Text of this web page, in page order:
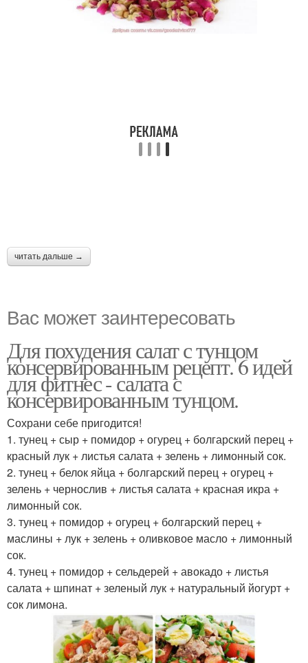
читать дальше →
Вас может заинтересовать
Для похудения салат с тунцом
консервированным рецепт. 6 идей
для фитнес - салата с
консервированным тунцом.
Сохрани себе пригодится!
1. тунец + сыр + помидор + огурец + болгарский перец +
красный лук + листья салата + зелень + лимонный сок.
2. тунец + белок яйца + болгарский перец + огурец +
зелень + чернослив + листья салата + красная икра +
лимонный сок.
3. тунец + помидор + огурец + болгарский перец +
маслины + лук + зелень + оливковое масло + лимонный
сок.
4. тунец + помидор + сельдерей + авокадо + листья
салата + шпинат + зеленый лук + натуральный йогурт +
сок лимона.